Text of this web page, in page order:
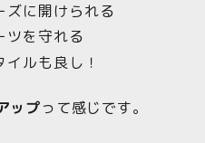
ズに開けられる
ツを守れる
ルも良し！
ップって感じです。